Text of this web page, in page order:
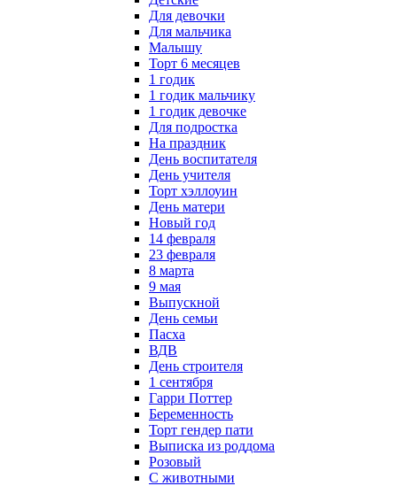
Для девочки
Для мальчика
Малышу
Торт 6 месяцев
1 годик
1 годик мальчику
1 годик девочке
Для подростка
На праздник
День воспитателя
День учителя
Торт хэллоуин
День матери
Новый год
14 февраля
23 февраля
8 марта
9 мая
Выпускной
День семьи
Пасха
ВДВ
День строителя
1 сентября
Гарри Поттер
Беременность
Торт гендер пати
Выписка из роддома
Розовый
С животными